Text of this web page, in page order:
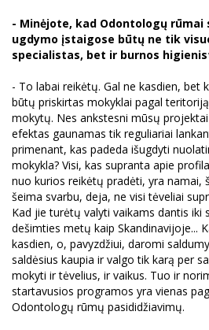
- Minėjote, kad Odontologų rūmai
ugdymo įstaigose būtų ne tik
specialistas, bet ir burnos
- To labai reikėtų. Gal ne kasdien, bet
būtų priskirtas mokyklai pagal
mokytų. Nes ankstesni mūsų
efektas gaunamas tik reguliariai
primenant, kas padeda išugdyti
mokykla? Visi, kas supranta apie
nuo kurios reikėtų pradėti, yra namai,
šeima svarbu, deja, ne visi tėveliai
Kad jie turėtų valyti vaikams dantis iki
dešimties metų kaip Skandinavijoje...
kasdien, o, pavyzdžiui, daromi
saldėsius kaupia ir valgo tik karą per
mokyti ir tėvelius, ir vaikus. Tuo ir
startavusios programos yra vienas
Odontologų rūmų pasididžiavimų.